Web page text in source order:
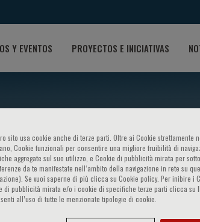
Y EVENTOS PROYECTOS E INICIATIVAS
sito usa cookie anche di terze parti. Oltre ai Cookie strettamente
Cookie funzionali per consentire una migliore fruibilità di
aggregate sul suo utilizzo, e Cookie di pubblicità mirata per
da te manifestate nell‘ambito della navigazione in rete su
Se vuoi saperne di più clicca su Cookie policy. Per inibire i
di pubblicità mirata e/o i cookie di specifiche terze parti clicca su
all’uso di tutte le menzionate tipologie di cookie.